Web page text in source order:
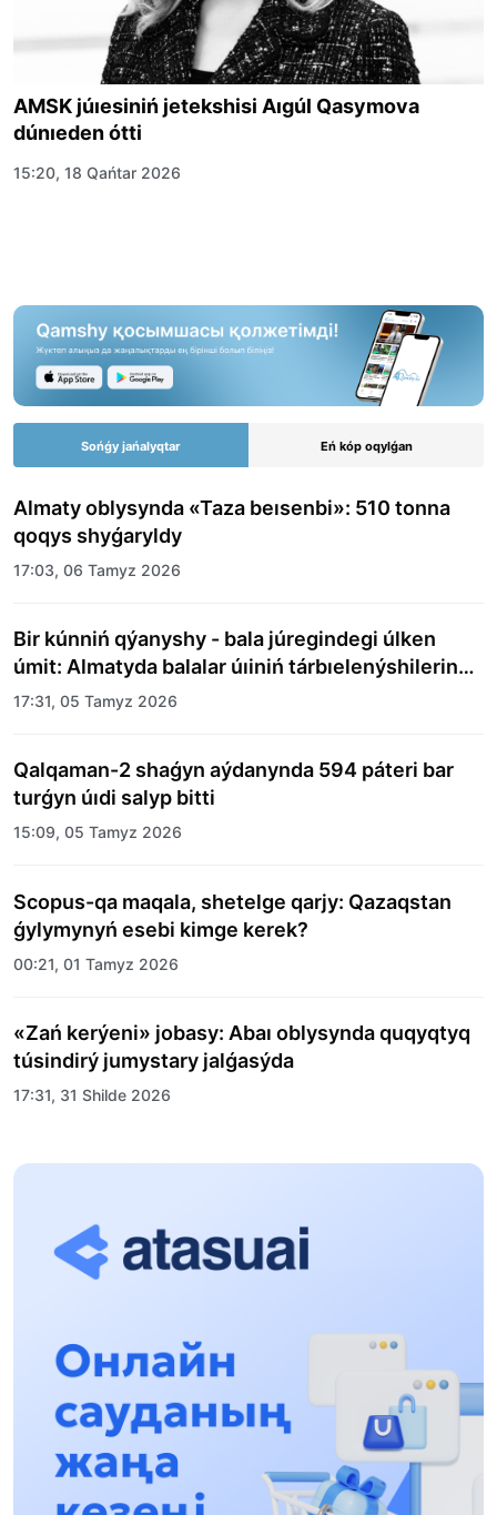
AMSK júıesiniń jetekshisi Aıgúl Qasymova
dúnıeden ótti
15:20, 18 Qańtar 2026
Sońǵy jańalyqtar Eń kóp oqylǵan
Almaty oblysynda «Taza beısenbi»: 510 tonna
qoqys shyǵaryldy
17:03, 06 Tamyz 2026
Bir kúnniń qýanyshy - bala júregindegi úlken
úmit: Almatyda balalar úıiniń tárbıelenýshilerine
merekelik kún uıymdastyryldy
17:31, 05 Tamyz 2026
Qalqaman-2 shaǵyn aýdanynda 594 páteri bar
turǵyn úıdi salyp bitti
15:09, 05 Tamyz 2026
Scopus-qa maqala, shetelge qarjy: Qazaqstan
ǵylymynyń esebi kimge kerek?
00:21, 01 Tamyz 2026
«Zań kerýeni» jobasy: Abaı oblysynda quqyqtyq
túsindirý jumystary jalǵasýda
17:31, 31 Shilde 2026
Halyqaralyq «Formýla-1 H2O» jarysyn Qonaev
13:13, 30 Shilde 2026
12:01, 28 Shilde 2026
Abzal Dostıar: Dýman Muhametkárimdi Almaty
túrmesine aýystyrýy múmkin
16:15, 27 Shilde 2026